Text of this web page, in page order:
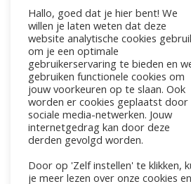
Bokscoaching ,Live4fit Workshop
Steeds meer bedrijven
bedrijfsuitje dat verder gaat
Een activiteit die niet alleen
brengt, maar ook bijdraagt
samenwerking, verbinding
inzetbaarheid. Zenboksen
speelt hier perfect op in.
Hallo, goed dat je hier bent! We
willen je laten weten dat deze
website analytische cookies
om je een optimale
gebruikerservaring te bieden en
gebruiken functionele cookies om
jouw voorkeuren op te slaan. Ook
worden er cookies geplaatst door
sociale media-netwerken. Jouw
internetgedrag kan door deze
derden gevolgd worden.
Door op 'Zelf instellen' te klikken,
je meer lezen over onze cookies